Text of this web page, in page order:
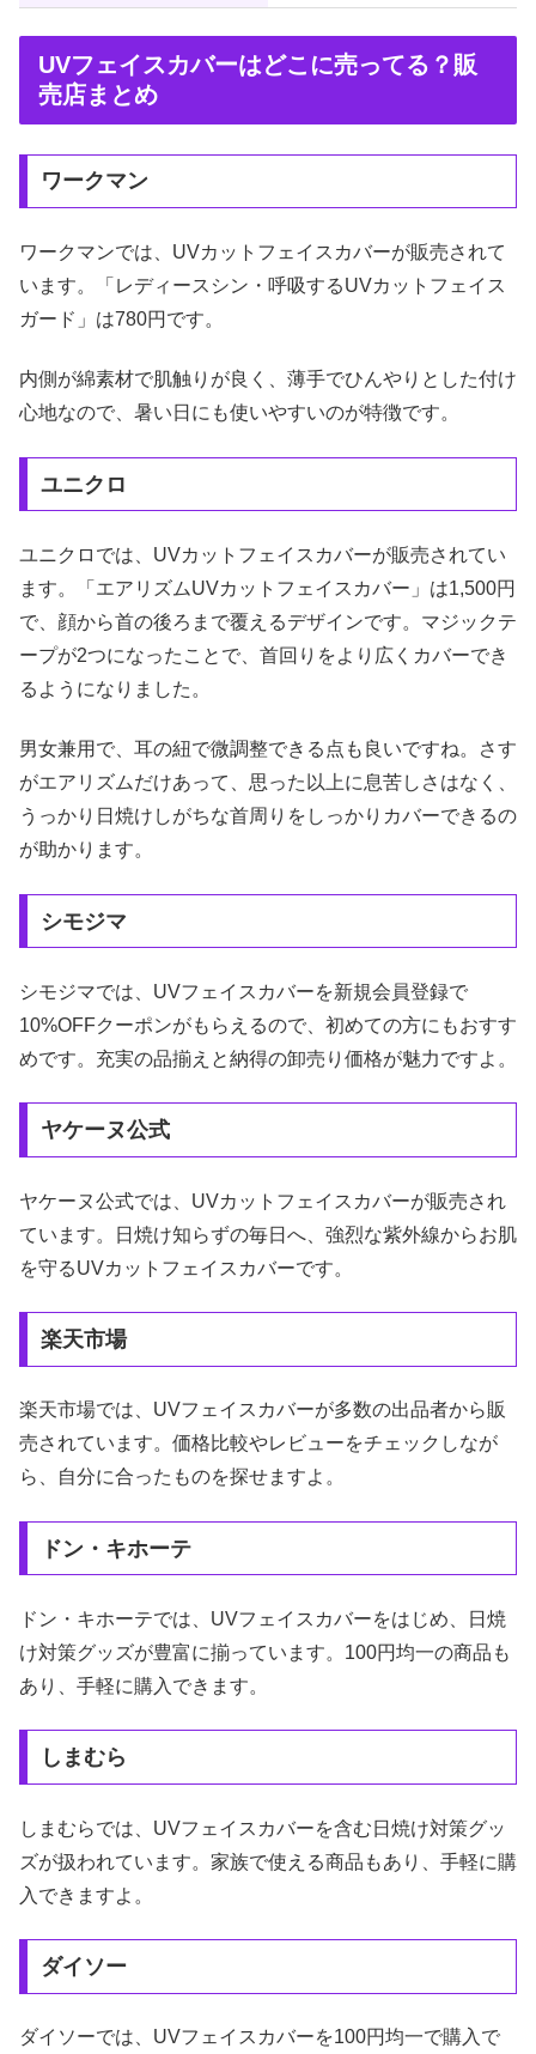
UVフェイスカバーはどこに売ってる？販
売店まとめ
ワークマン
ワークマンでは、UVカットフェイスカバーが販売されて
います。「レディースシン・呼吸するUVカットフェイス
ガード」は780円です。
内側が綿素材で肌触りが良く、薄手でひんやりとした付け
心地なので、暑い日にも使いやすいのが特徴です。
ユニクロ
ユニクロでは、UVカットフェイスカバーが販売されてい
ます。「エアリズムUVカットフェイスカバー」は1,500円
で、顔から首の後ろまで覆えるデザインです。マジックテ
ープが2つになったことで、首回りをより広くカバーでき
るようになりました。
男女兼用で、耳の紐で微調整できる点も良いですね。さす
がエアリズムだけあって、思った以上に息苦しさはなく、
うっかり日焼けしがちな首周りをしっかりカバーできるの
が助かります。
シモジマ
シモジマでは、UVフェイスカバーを新規会員登録で
10%OFFクーポンがもらえるので、初めての方にもおすす
めです。充実の品揃えと納得の卸売り価格が魅力ですよ。
ヤケーヌ公式
ヤケーヌ公式では、UVカットフェイスカバーが販売され
ています。日焼け知らずの毎日へ、強烈な紫外線からお肌
を守るUVカットフェイスカバーです。
楽天市場
楽天市場では、UVフェイスカバーが多数の出品者から販
売されています。価格比較やレビューをチェックしなが
ら、自分に合ったものを探せますよ。
ドン・キホーテ
ドン・キホーテでは、UVフェイスカバーをはじめ、日焼
け対策グッズが豊富に揃っています。100円均一の商品も
あり、手軽に購入できます。
しまむら
しまむらでは、UVフェイスカバーを含む日焼け対策グッ
ズが扱われています。家族で使える商品もあり、手軽に購
入できますよ。
ダイソー
ダイソーでは、UVフェイスカバーを100円均一で購入で